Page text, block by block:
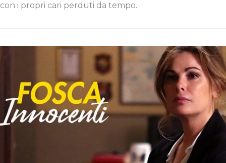
con i propri cari perduti da tempo.